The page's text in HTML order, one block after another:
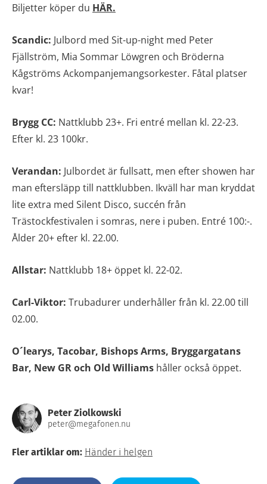
Biljetter köper du HÄR.
Scandic: Julbord med Sit-up-night med Peter
Fjällström, Mia Sommar Löwgren och Bröderna
Kågströms Ackompanjemangsorkester. Fåtal platser
kvar!
Brygg CC: Nattklubb 23+. Fri entré mellan kl. 22-23.
Efter kl. 23 100kr.
Verandan: Julbordet är fullsatt, men efter showen har
man eftersläpp till nattklubben. Ikväll har man kryddat
lite extra med Silent Disco, succén från
Trästockfestivalen i somras, nere i puben. Entré 100:-.
Ålder 20+ efter kl. 22.00.
Allstar: Nattklubb 18+ öppet kl. 22-02.
Carl-Viktor: Trubadurer underhåller från kl. 22.00 till
02.00.
O´learys, Tacobar, Bishops Arms, Bryggargatans
Bar, New GR och Old Williams håller också öppet.
Peter Ziolkowski
peter@megafonen.nu
Fler artiklar om: Händer i helgen